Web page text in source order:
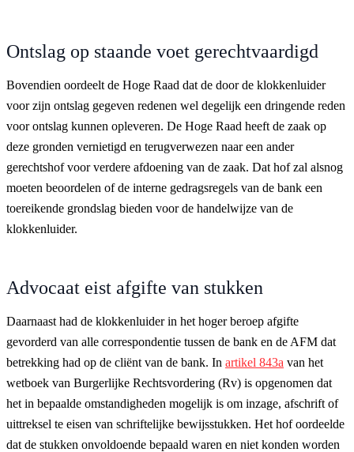
Ontslag op staande voet gerechtvaardigd
Bovendien oordeelt de Hoge Raad dat de door de klokkenluider
voor zijn ontslag gegeven redenen wel degelijk een dringende reden
voor ontslag kunnen opleveren. De Hoge Raad heeft de zaak op
deze gronden vernietigd en terugverwezen naar een ander
gerechtshof voor verdere afdoening van de zaak. Dat hof zal alsnog
moeten beoordelen of de interne gedragsregels van de bank een
toereikende grondslag bieden voor de handelwijze van de
klokkenluider.
Advocaat eist afgifte van stukken
Daarnaast had de klokkenluider in het hoger beroep afgifte
gevorderd van alle correspondentie tussen de bank en de AFM dat
betrekking had op de cliënt van de bank. In artikel 843a van het
wetboek van Burgerlijke Rechtsvordering (Rv) is opgenomen dat
het in bepaalde omstandigheden mogelijk is om inzage, afschrift of
uittreksel te eisen van schriftelijke bewijsstukken. Het hof oordeelde
dat de stukken onvoldoende bepaald waren en niet konden worden